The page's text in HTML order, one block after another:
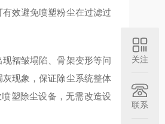
效避免喷塑粉尘在过滤过
褶皱塌陷、骨架变形等问
现象，保证除尘系统整体
塑除尘设备，无需改造设
关注
联系